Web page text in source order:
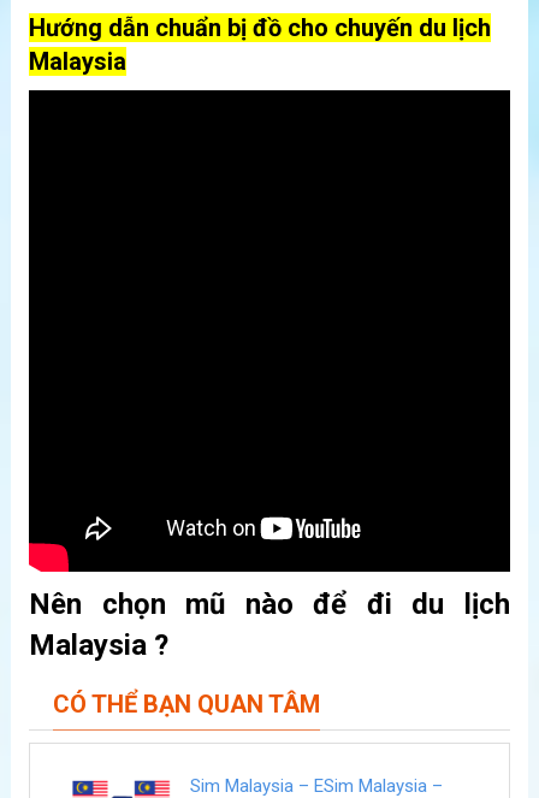
Hướng dẫn chuẩn bị đồ cho chuyến du lịch
Malaysia
Nên chọn mũ nào để đi du lịch
Malaysia ?
CÓ THỂ BẠN QUAN TÂM
Sim Malaysia – ESim Malaysia –